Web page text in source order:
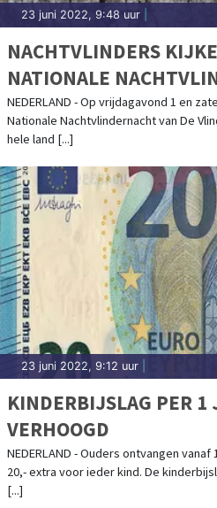
23 juni 2022, 9:48 uur
NACHTVLINDERS
NATIONALE
NEDERLAND - Op vrijdagavond 1 en
Nationale Nachtvlindernacht van De
hele land [...]
23 juni 2022, 9:12 uur
KINDERBIJSLAG PER
VERHOOGD
NEDERLAND - Ouders ontvangen
20,- extra voor ieder kind. De
[...]